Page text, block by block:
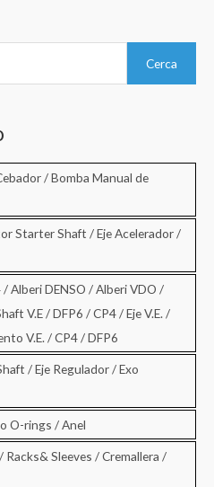
Cerca
/ Bomba Manual de
Starter Shaft / Eje Acelerador /
Alberi DENSO / Alberi VDO /
V.E / DFP6 / CP4 / Eje V.E. /
V.E. / CP4 / DFP6
/ Eje Regulador / Exo
O-rings / Anel
Sleeves / Cremallera /